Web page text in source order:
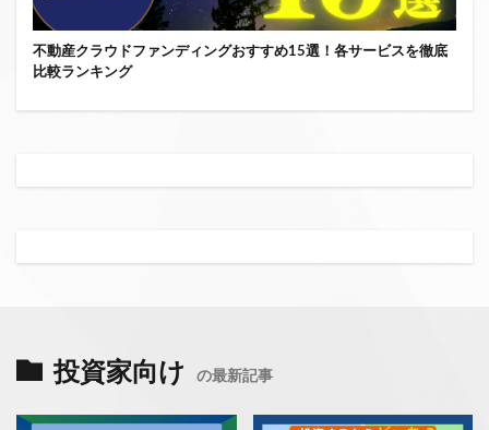
不動産クラウドファンディングおすすめ15選！各サービスを徹底
比較ランキング
投資家向け の最新記事